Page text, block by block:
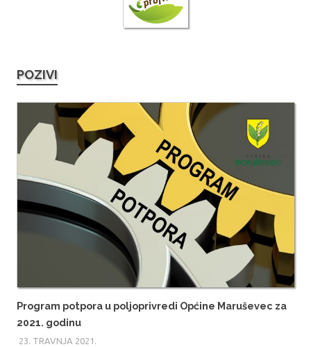
POZIVI
Program potpora u poljoprivredi Općine Maruševec za
2021. godinu
23. TRAVNJA 2021.